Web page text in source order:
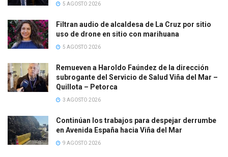
5 AGOSTO 2026
Filtran audio de alcaldesa de La Cruz por sitio
uso de drone en sitio con marihuana
5 AGOSTO 2026
Remueven a Haroldo Faúndez de la dirección
subrogante del Servicio de Salud Viña del Mar –
Quillota – Petorca
3 AGOSTO 2026
Continúan los trabajos para despejar derrumbe
en Avenida España hacia Viña del Mar
9 AGOSTO 2026